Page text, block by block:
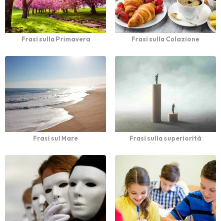
Frasi sulla Primavera Frasi sulla Colazione
Frasi sul Mare Frasi sulla superiorità